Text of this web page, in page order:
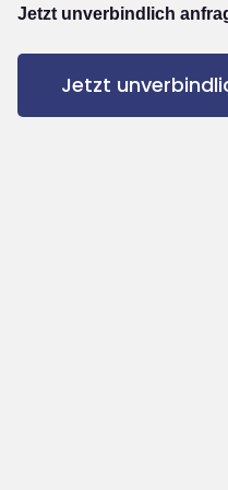
Jetzt unverbindlich
Jetzt